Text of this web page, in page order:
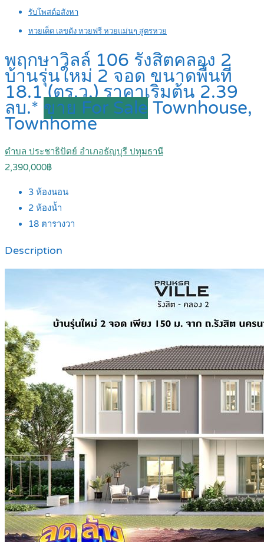
รับโพสต์อสังหา
หวยเด็ด เลขดัง หวยฟรี หวยแม่นๆ สูตรหวย
พฤกษาวิลล์ 106 รังสิตคลอง 2
บ้านรุ่นใหม่ 2 จอด ขนาดพื้นที่
18.1 (ตร.ว.) ราคาเริ่มต้น 2.39
ลบ.* ขาย For Sale Townhouse,
Townhome
ตำบล ประชาธิปัตย์ อำเภอธัญบุรี ปทุมธานี
2,390,000฿
3 ห้องนอน
2 ห้องน้ำ
18 ตารางวา
Description